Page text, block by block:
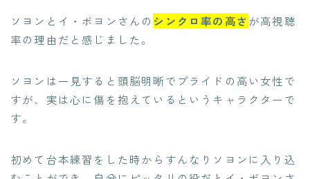
ソヨンとイ・ボヨンさんの シンクロ率の高さ が高視聴
率の理由だと感じました。
ソヨンは一見すると頭脳明晰でプライドの高い女性で
すが、実は心に傷を抱えているというキャラクターで
す。
初めて台本練習をした時からすんなりソヨンに入り込